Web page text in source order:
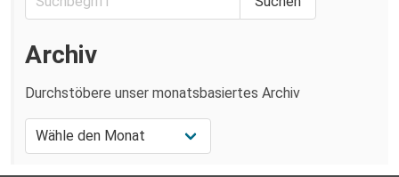
Archiv
Durchstöbere unser monatsbasiertes Archiv